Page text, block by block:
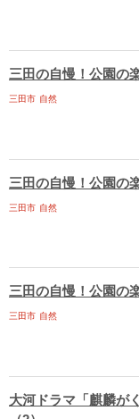
三田の自慢！公園の
三田市 自然
三田の自慢！公園の
三田市 自然
三田の自慢！公園の
三田市 自然
大河ドラマ「麒麟が